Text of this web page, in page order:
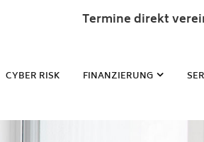
Termine direkt
CYBER RISK FINANZIERUNG